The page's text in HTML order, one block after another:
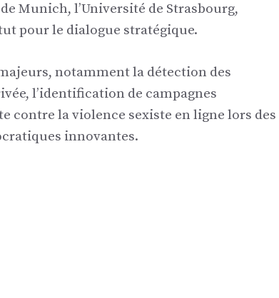
Munich, l’Université de Strasbourg,
pour le dialogue stratégique.
notamment la détection des
l’identification de campagnes
contre la violence sexiste en ligne lors des
innovantes.